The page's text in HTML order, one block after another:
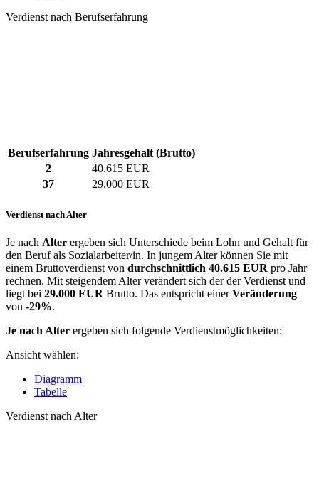
Verdienst nach Berufserfahrung
Berufserfahrung Jahresgehalt (Brutto)
2
40.615 EUR
37
29.000 EUR
Verdienst nach Alter
Je nach Alter ergeben sich Unterschiede beim Lohn und Gehalt für
den Beruf als Sozialarbeiter/in. In jungem Alter können Sie mit
einem Bruttoverdienst von durchschnittlich 40.615 EUR pro Jahr
rechnen. Mit steigendem Alter verändert sich der der Verdienst und
liegt bei 29.000 EUR Brutto. Das entspricht einerVeränderung
von -29%.
Je nach Alter ergeben sich folgende Verdienstmöglichkeiten:
Ansicht wählen:
Diagramm
Tabelle
Verdienst nach Alter